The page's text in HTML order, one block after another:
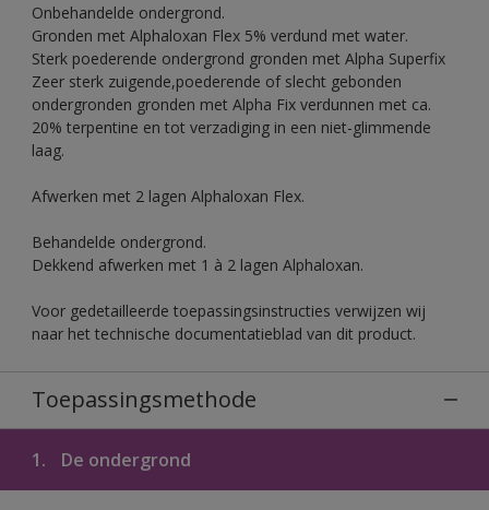
Onbehandelde ondergrond.
Gronden met Alphaloxan Flex 5% verdund met water.
Sterk poederende ondergrond gronden met Alpha Superfix
Zeer sterk zuigende,poederende of slecht gebonden
ondergronden gronden met Alpha Fix verdunnen met ca.
20% terpentine en tot verzadiging in een niet-glimmende
laag.
Afwerken met 2 lagen Alphaloxan Flex.
Behandelde ondergrond.
Dekkend afwerken met 1 à 2 lagen Alphaloxan.
Voor gedetailleerde toepassingsinstructies verwijzen wij
naar het technische documentatieblad van dit product.
Toepassingsmethode
1. De ondergrond